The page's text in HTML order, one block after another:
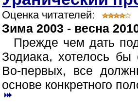
Оценка читателей:
Зима 2003 - весна
Прежде чем дать
Зодиака, хотелось
Во-первых, все
основе конкретного